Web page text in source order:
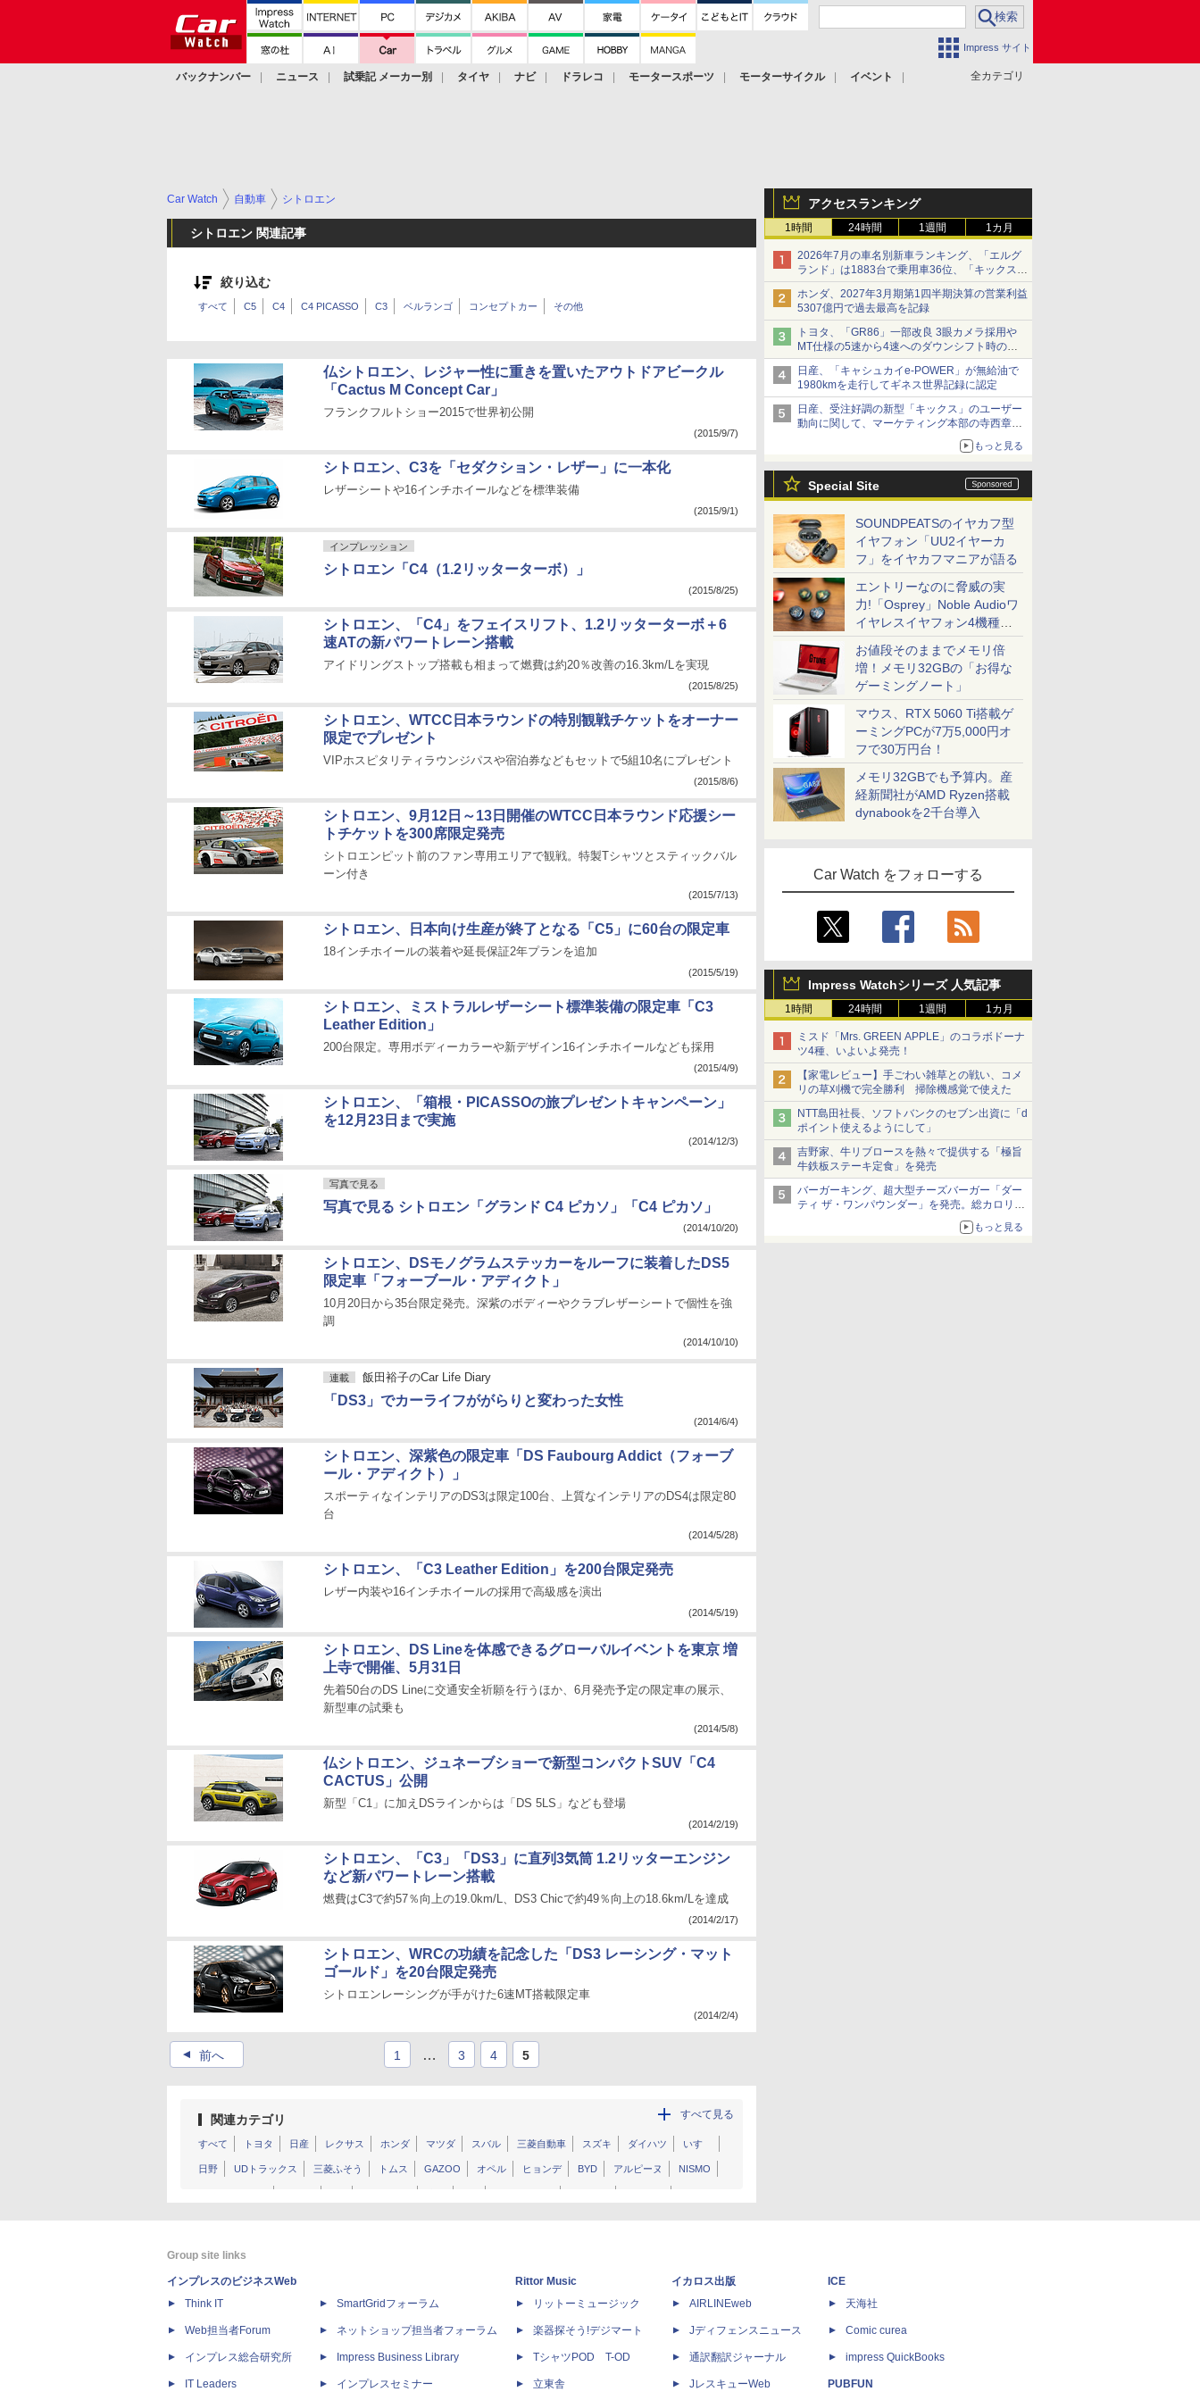
Impress サイト
全カテゴリ
バックナンバー ニュース 試乗記 メーカー別 タイヤ ナビ ドラレコ モータースポーツ モーターサイクル
イベント
アクセスランキング
1時間 24時間 1週間 1カ月
2026年7月の車名別新車ランキング、「エルグ
ランド」は1883台で乗用車36位、「キックス」
は2591台で27位に
ホンダ、2027年3月期第1四半期決算の営業利益
5307億円で過去最高を記録
トヨタ、「GR86」一部改良 3眼カメラ採用や
MT仕様の5速から4速へのダウンシフト時の操
作性向上など
日産、「キャシュカイe-POWER」が無給油で
1980kmを走行してギネス世界記録に認定
日産、受注好調の新型「キックス」のユーザー
動向に関して、マーケティング本部の寺西章氏
もっと見る
Special Site
SOUNDPEATSのイヤカフ型
イヤフォン「UU2イヤーカ
フ」をイヤカフマニアが語る
エントリーなのに脅威の実
力!「Osprey」Noble Audioワ
イヤレスイヤフォン4機種を
一気に聴く
お値段そのままでメモリ倍
増！メモリ32GBの「お得な
ゲーミングノート」
マウス、RTX 5060 Ti搭載ゲ
ーミングPCが7万5,000円オ
フで30万円台！
メモリ32GBでも予算内。産
経新聞社がAMD Ryzen搭載
dynabookを2千台導入
Car Watch をフォローする
Impress Watchシリーズ 人気記事
1時間 24時間 1週間 1カ月
ミスド「Mrs. GREEN APPLE」のコラボドーナ
ツ4種、いよいよ発売！
【家電レビュー】手ごわい雑草との戦い、コメ
リの草刈機で完全勝利 掃除機感覚で使えた
NTT島田社長、ソフトバンクのセブン出資に「d
ポイント使えるようにして」
吉野家、牛リブロースを熱々で提供する「極旨
牛鉄板ステーキ定食」を発売
バーガーキング、超大型チーズバーガー「ダー
ティ ザ・ワンパウンダー」を発売。総カロリー
もっと見る
Car Watch 自動車 シトロエン
シトロエン 関連記事
絞り込む
すべて C5 C4 C4 PICASSO C3 ベルランゴ コンセプトカー その他
仏シトロエン、レジャー性に重きを置いたアウトドアビークル
「Cactus M Concept Car」
フランクフルトショー2015で世界初公開
(2015/9/7)
シトロエン、C3を「セダクション・レザー」に一本化
レザーシートや16インチホイールなどを標準装備
(2015/9/1)
インプレッション
シトロエン「C4（1.2リッターターボ）」
(2015/8/25)
シトロエン、「C4」をフェイスリフト、1.2リッターターボ＋6
速ATの新パワートレーン搭載
アイドリングストップ搭載も相まって燃費は約20％改善の16.3km/Lを実現
(2015/8/25)
シトロエン、WTCC日本ラウンドの特別観戦チケットをオーナー
限定でプレゼント
VIPホスピタリティラウンジパスや宿泊券などもセットで5組10名にプレゼント
(2015/8/6)
シトロエン、9月12日～13日開催のWTCC日本ラウンド応援シー
トチケットを300席限定発売
シトロエンピット前のファン専用エリアで観戦。特製Tシャツとスティックバル
ーン付き
(2015/7/13)
シトロエン、日本向け生産が終了となる「C5」に60台の限定車
18インチホイールの装着や延長保証2年プランを追加
(2015/5/19)
シトロエン、ミストラルレザーシート標準装備の限定車「C3
Leather Edition」
200台限定。専用ボディーカラーや新デザイン16インチホイールなども採用
(2015/4/9)
シトロエン、「箱根・PICASSOの旅プレゼントキャンペーン」
を12月23日まで実施
(2014/12/3)
写真で見る
写真で見る シトロエン「グランド C4 ピカソ」「C4 ピカソ」
(2014/10/20)
シトロエン、DSモノグラムステッカーをルーフに装着したDS5
限定車「フォーブール・アディクト」
10月20日から35台限定発売。深紫のボディーやクラブレザーシートで個性を強
調
(2014/10/10)
連載 飯田裕子のCar Life Diary
「DS3」でカーライフががらりと変わった女性
(2014/6/4)
シトロエン、深紫色の限定車「DS Faubourg Addict（フォーブ
ール・アディクト）」
スポーティなインテリアのDS3は限定100台、上質なインテリアのDS4は限定80
台
(2014/5/28)
シトロエン、「C3 Leather Edition」を200台限定発売
レザー内装や16インチホイールの採用で高級感を演出
(2014/5/19)
シトロエン、DS Lineを体感できるグローバルイベントを東京 増
上寺で開催、5月31日
先着50台のDS Lineに交通安全祈願を行うほか、6月発売予定の限定車の展示、
新型車の試乗も
(2014/5/8)
仏シトロエン、ジュネーブショーで新型コンパクトSUV「C4
CACTUS」公開
新型「C1」に加えDSラインからは「DS 5LS」なども登場
(2014/2/19)
シトロエン、「C3」「DS3」に直列3気筒 1.2リッターエンジン
など新パワートレーン搭載
燃費はC3で約57％向上の19.0km/L、DS3 Chicで約49％向上の18.6km/Lを達成
(2014/2/17)
シトロエン、WRCの功績を記念した「DS3 レーシング・マット
ゴールド」を20台限定発売
シトロエンレーシングが手がけた6速MT搭載限定車
(2014/2/4)
▲ 前へ 1 … 3 4 5
関連カテゴリ すべて見る
すべて トヨタ 日産 レクサス ホンダ マツダ スバル 三菱自動車 スズキ ダイハツ いすゞ
日野 UDトラックス 三菱ふそう トムス GAZOO オペル ヒョンデ BYD アルピーヌ NISMO
Group site links
インプレスのビジネスWeb
Think IT
Web担当者Forum
インプレス総合研究所
IT Leaders
SmartGridフォーラム
ネットショップ担当者フォーラム
Impress Business Library
インプレスセミナー
Rittor Music
リットーミュージック
楽器探そう!デジマート
TシャツPOD T-OD
立東舎
イカロス出版
AIRLINEweb
Jディフェンスニュース
通訳翻訳ジャーナル
JレスキューWeb
ICE
天海社
Comic curea
impress QuickBooks
PUBFUN